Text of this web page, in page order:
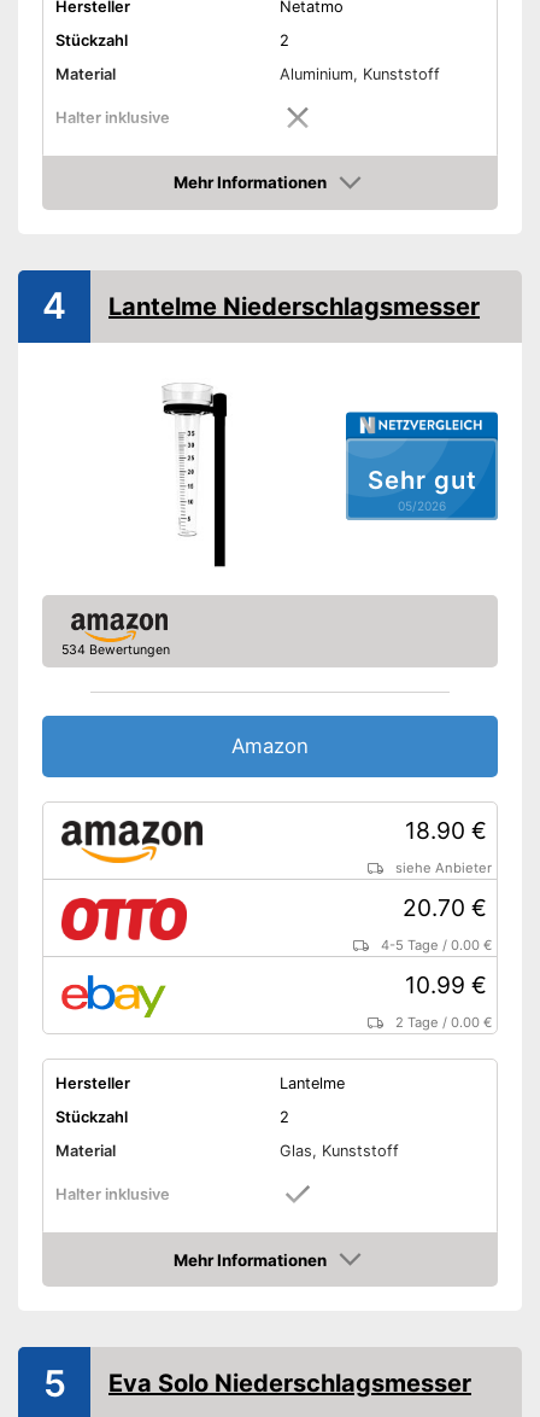
Hersteller
Netatmo
Stückzahl
2
Material
Aluminium, Kunststoff
Halter inklusive
Maße
4.5 x 4.5 x 10.5 cm
1,2 g
Mehr Informationen
Amazon
Sehr gut
05/2026
4 Lantelme Niederschlagsmesser
534 Bewertungen
Amazon
18.90 €
siehe Anbieter
20.70 €
4-5 Tage /0.00 €
10.99 €
2 Tage /0.00 €
Hersteller
Lantelme
Stückzahl
2
Material
Glas, Kunststoff
Halter inklusive
Maße
8 x 24 cm
50 g
Mehr Informationen
Amazon
5 Eva Solo Niederschlagsmesser